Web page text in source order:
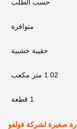
حسب الطلب
متوافرة
حقيبة خشبية
1.02 متر مكعب
1 قطعة
صغيرة لشركة فولفو